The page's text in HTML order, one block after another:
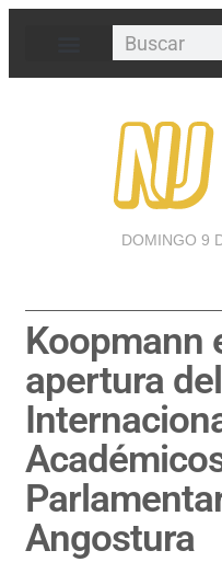
DOMINGO 9
Koopmann
apertura
Angostura